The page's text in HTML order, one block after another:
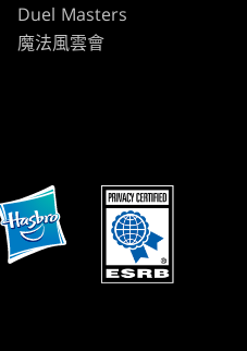
Duel Masters
魔法風雲會